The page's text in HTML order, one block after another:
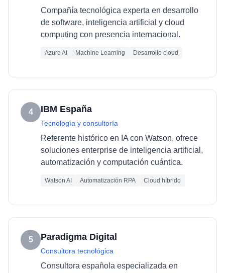
Compañía tecnológica experta en desarrollo
de software, inteligencia artificial y cloud
computing con presencia internacional.
Azure AI Machine Learning Desarrollo cloud
4 IBM España
Tecnología y consultoría
Referente histórico en IA con Watson, ofrece
soluciones enterprise de inteligencia artificial,
automatización y computación cuántica.
Watson AI Automatización RPA Cloud híbrido
5 Paradigma Digital
Consultora tecnológica
Consultora española especializada en